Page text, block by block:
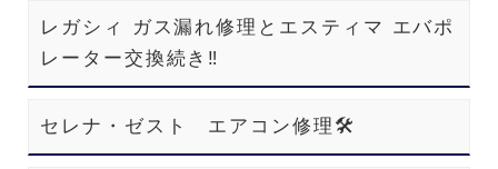
レガシィ ガス漏れ修理とエスティマ エバポ
レーター交換続き‼️
セレナ・ゼスト エアコン修理🛠️